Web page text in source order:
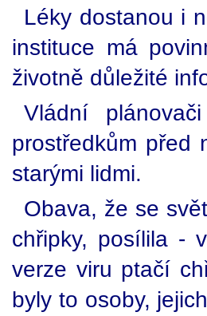
Léky dostanou i
instituce má
životně důležité
Vládní
prostředkům před
starými lidmi.
Obava, že se
chřipky, posílila -
verze viru ptačí
byly to osoby,